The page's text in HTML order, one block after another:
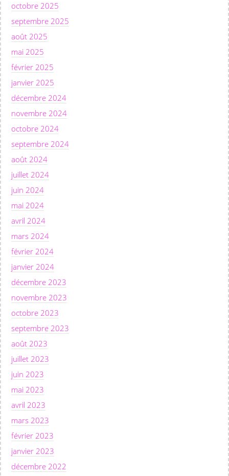
octobre 2025
septembre 2025
août 2025
mai 2025
février 2025
janvier 2025
décembre 2024
novembre 2024
octobre 2024
septembre 2024
août 2024
juillet 2024
juin 2024
mai 2024
avril 2024
mars 2024
février 2024
janvier 2024
décembre 2023
novembre 2023
octobre 2023
septembre 2023
août 2023
juillet 2023
juin 2023
mai 2023
avril 2023
mars 2023
février 2023
janvier 2023
décembre 2022